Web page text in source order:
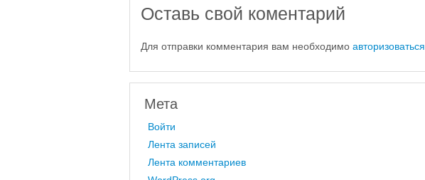
Оставь свой коментарий
Для отправки комментария вам необходимо авторизоваться
Мета
Войти
Лента записей
Лента комментариев